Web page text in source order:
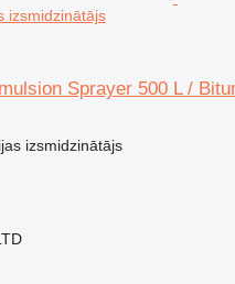
izsmidzinātājs
Sprayer 500 L /
izsmidzinātājs